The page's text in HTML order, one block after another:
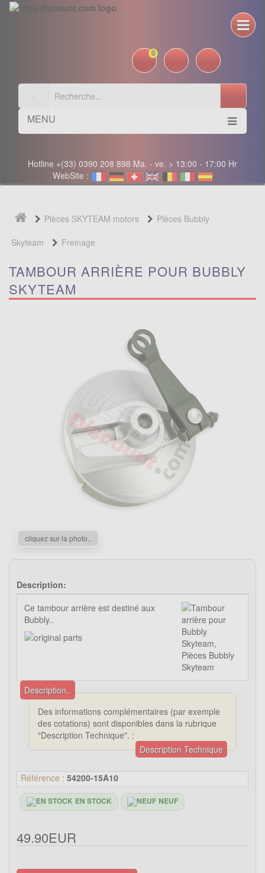
0
MENU
Hotline +(33) 0390 208 898 Ma. - ve. > 13:00 - 17:00 Hr
WebSite :
Pièces SKYTEAM motors
Pièces Bubbly
Skyteam
Freinage
TAMBOUR ARRIÈRE POUR BUBBLY
SKYTEAM
cliquez sur la photo..
Description:
Ce tambour arrière est destiné aux
Bubbly..
Description..
Des informations complémentaires (par exemple
des cotations) sont disponibles dans la rubrique
"Description Technique". :
Description Technique
Référence : 54200-15A10
EN STOCK NEUF
49.90EUR